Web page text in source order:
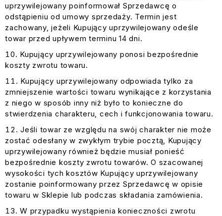
uprzywilejowany poinformował Sprzedawcę o
odstąpieniu od umowy sprzedaży. Termin jest
zachowany, jeżeli Kupujący uprzywilejowany odeśle
towar przed upływem terminu 14 dni.
Kupujący uprzywilejowany ponosi bezpośrednie
koszty zwrotu towaru.
Kupujący uprzywilejowany odpowiada tylko za
zmniejszenie wartości towaru wynikające z korzystania
z niego w sposób inny niż było to konieczne do
stwierdzenia charakteru, cech i funkcjonowania towaru.
Jeśli towar ze względu na swój charakter nie może
zostać odesłany w zwykłym trybie pocztą, Kupujący
uprzywilejowany również będzie musiał ponieść
bezpośrednie koszty zwrotu towarów. O szacowanej
wysokości tych kosztów Kupujący uprzywilejowany
zostanie poinformowany przez Sprzedawcę w opisie
towaru w Sklepie lub podczas składania zamówienia.
W przypadku wystąpienia konieczności zwrotu